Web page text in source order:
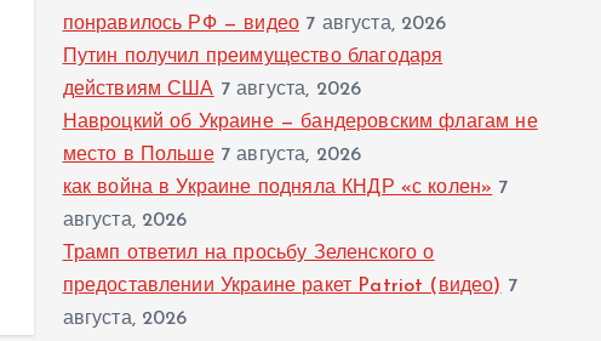
понравилось РФ — видео 7 августа, 2026
Путин получил преимущество благодаря
действиям США 7 августа, 2026
Навроцкий об Украине — бандеровским флагам не
место в Польше 7 августа, 2026
как война в Украине подняла КНДР «с колен» 7
августа, 2026
Трамп ответил на просьбу Зеленского о
предоставлении Украине ракет Patriot (видео) 7
августа, 2026